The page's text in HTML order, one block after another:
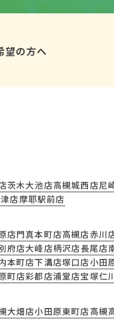
望の方へ
茨木大池店高槻城西店尼
店摩耶駅前店
店門真本町店高槻店赤川
府店大峰店柄沢店長尾店
本町店下溝店塚口店小田
町店彩都店浦堂店宝塚仁
大畑店小田原東町店高槻